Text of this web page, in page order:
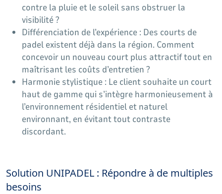
contre la pluie et le soleil sans obstruer la
visibilité ?
Différenciation de l’expérience : Des courts de
padel existent déjà dans la région. Comment
concevoir un nouveau court plus attractif tout en
maîtrisant les coûts d’entretien ?
Harmonie stylistique : Le client souhaite un court
haut de gamme qui s’intègre harmonieusement à
l’environnement résidentiel et naturel
environnant, en évitant tout contraste
discordant.
Solution UNIPADEL : Répondre à de multiples
besoins